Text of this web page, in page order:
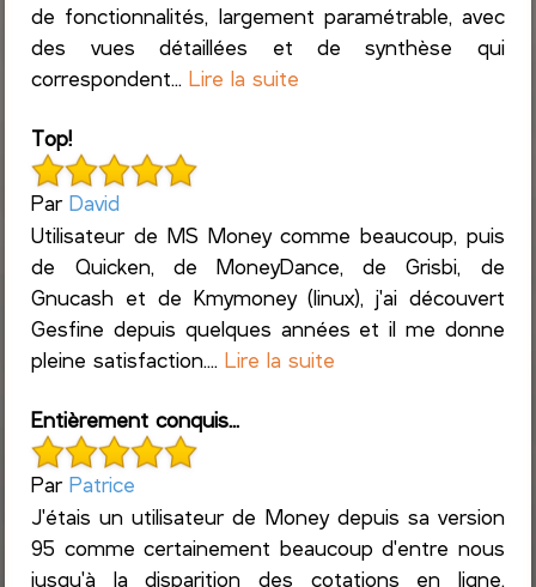
de fonctionnalités, largement paramétrable, avec
des vues détaillées et de synthèse qui
correspondent...Lire la suite
Top!
ParDavid
Utilisateur de MS Money comme beaucoup, puis
de Quicken, de MoneyDance, de Grisbi, de
Gnucash et de Kmymoney (linux), j'ai découvert
Gesfine depuis quelques années et il me donne
pleine satisfaction....Lire la suite
Entièrement conquis...
ParPatrice
J'étais un utilisateur de Money depuis sa version
95 comme certainement beaucoup d'entre nous
jusqu'à la disparition des cotations en ligne.